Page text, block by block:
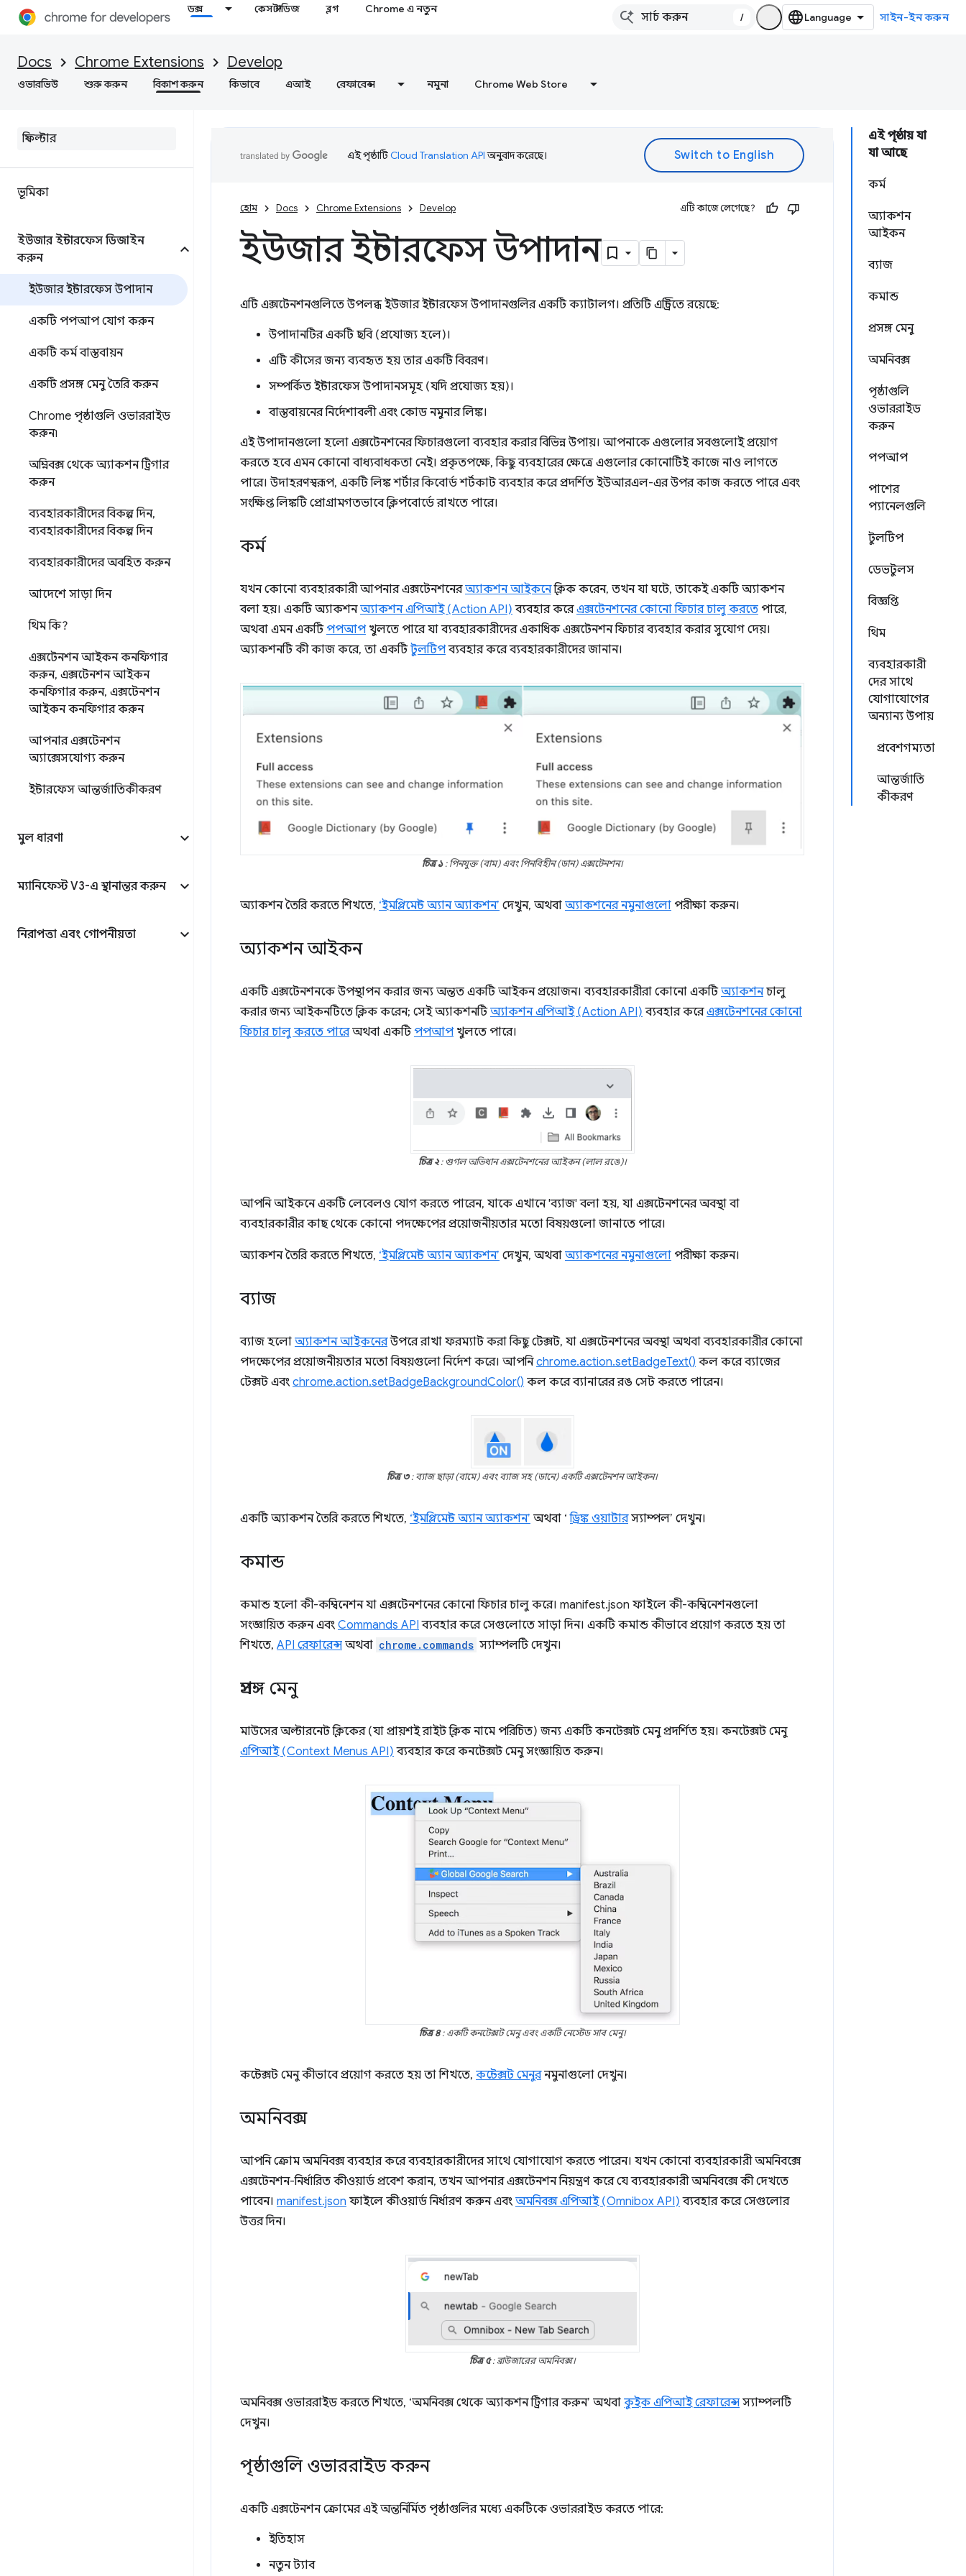
ডক্স কেস স্টাডিজ ব্লগ Chrome এ নতুন
/ সাইন-ইন করুন
Docs Chrome Extensions Develop
ওভারভিউ শুরু করুন বিকাশ করুন কিভাবে এআই রেফারেন্স নমুনা Chrome Web Store
ভূমিকা
ইউজার ইন্টারফেস ডিজাইন
করুন
ইউজার ইন্টারফেস উপাদান
একটি পপআপ যোগ করুন
একটি কর্ম বাস্তবায়ন
একটি প্রসঙ্গ মেনু তৈরি করুন
Chrome পৃষ্ঠাগুলি ওভাররাইড
করুন৷
অম্নিবক্স থেকে অ্যাকশন ট্রিগার
করুন
ব্যবহারকারীদের বিকল্প দিন,
ব্যবহারকারীদের বিকল্প দিন
ব্যবহারকারীদের অবহিত করুন
আদেশে সাড়া দিন
থিম কি?
এক্সটেনশন আইকন কনফিগার
করুন, এক্সটেনশন আইকন
কনফিগার করুন, এক্সটেনশন
আইকন কনফিগার করুন
আপনার এক্সটেনশন
অ্যাক্সেসযোগ্য করুন
ইন্টারফেস আন্তর্জাতিকীকরণ
মুল ধারণা
ম্যানিফেস্ট V3-এ স্থানান্তর করুন
নিরাপত্তা এবং গোপনীয়তা
এই পৃষ্ঠায় যা
যা আছে
কর্ম
অ্যাকশন
আইকন
ব্যাজ
কমান্ড
প্রসঙ্গ মেনু
অমনিবক্স
পৃষ্ঠাগুলি
ওভাররাইড
করুন
পপআপ
পাশের
প্যানেলগুলি
টুলটিপ
ডেভটুলস
বিজ্ঞপ্তি
থিম
ব্যবহারকারী
দের সাথে
যোগাযোগের
অন্যান্য উপায়
প্রবেশগম্যতা
আন্তর্জাতি
কীকরণ
এই পৃষ্ঠাটিCloud Translation APIঅনুবাদ করেছে।
হোম Docs Chrome Extensions Develop এটি কাজে লেগেছে?
ইউজার ইন্টারফেস উপাদান
এটি এক্সটেনশনগুলিতে উপলব্ধ ইউজার ইন্টারফেস উপাদানগুলির একটি ক্যাটালগ। প্রতিটি এন্ট্রিতে রয়েছে:
উপাদানটির একটি ছবি (প্রযোজ্য হলে)।
এটি কীসের জন্য ব্যবহৃত হয় তার একটি বিবরণ।
সম্পর্কিত ইন্টারফেস উপাদানসমূহ (যদি প্রযোজ্য হয়)।
বাস্তবায়নের নির্দেশাবলী এবং কোড নমুনার লিঙ্ক।
এই উপাদানগুলো হলো এক্সটেনশনের ফিচারগুলো ব্যবহার করার বিভিন্ন উপায়। আপনাকে এগুলোর সবগুলোই প্রয়োগ
করতে হবে এমন কোনো বাধ্যবাধকতা নেই। প্রকৃতপক্ষে, কিছু ব্যবহারের ক্ষেত্রে এগুলোর কোনোটিই কাজে নাও লাগতে
পারে। উদাহরণস্বরূপ, একটি লিঙ্ক শর্টার কিবোর্ড শর্টকাট ব্যবহার করে প্রদর্শিত ইউআরএল-এর উপর কাজ করতে পারে এবং
সংক্ষিপ্ত লিঙ্কটি প্রোগ্রামগতভাবে ক্লিপবোর্ডে রাখতে পারে।
কর্ম
যখন কোনো ব্যবহারকারী আপনার এক্সটেনশনেরঅ্যাকশন আইকনেক্লিক করেন, তখন যা ঘটে, তাকেই একটি অ্যাকশন
বলা হয়। একটি অ্যাকশনঅ্যাকশন এপিআই (Action API) ব্যবহার করেএক্সটেনশনের কোনো ফিচার চালু করতে পারে,
অথবা এমন একটিপপআপখুলতে পারে যা ব্যবহারকারীদের একাধিক এক্সটেনশন ফিচার ব্যবহার করার সুযোগ দেয়।
অ্যাকশনটি কী কাজ করে, তা একটিটুলটিপব্যবহার করে ব্যবহারকারীদের জানান।
চিত্র ১: পিনযুক্ত (বাম) এবং পিনবিহীন (ডান) এক্সটেনশন।
অ্যাকশন তৈরি করতে শিখতে, ‘ইমপ্লিমেন্ট অ্যান অ্যাকশন’ দেখুন, অথবা অ্যাকশনের নমুনাগুলো পরীক্ষা করুন।
অ্যাকশন আইকন
একটি এক্সটেনশনকে উপস্থাপন করার জন্য অন্তত একটি আইকন প্রয়োজন। ব্যবহারকারীরা কোনো একটিঅ্যাকশনচালু
করার জন্য আইকনটিতে ক্লিক করেন; সেই অ্যাকশনটিঅ্যাকশন এপিআই (Action API) ব্যবহার করেএক্সটেনশনের কোনো
ফিচার চালু করতে পারেঅথবা একটিপপআপখুলতে পারে।
চিত্র ২: গুগল অভিধান এক্সটেনশনের আইকন (লাল রঙে)।
আপনি আইকনে একটি লেবেলও যোগ করতে পারেন, যাকে এখানে 'ব্যাজ' বলা হয়, যা এক্সটেনশনের অবস্থা বা
ব্যবহারকারীর কাছ থেকে কোনো পদক্ষেপের প্রয়োজনীয়তার মতো বিষয়গুলো জানাতে পারে।
অ্যাকশন তৈরি করতে শিখতে, ‘ইমপ্লিমেন্ট অ্যান অ্যাকশন’ দেখুন, অথবা অ্যাকশনের নমুনাগুলো পরীক্ষা করুন।
ব্যাজ
ব্যাজ হলো অ্যাকশন আইকনেরউপরে রাখা ফরম্যাট করা কিছু টেক্সট, যা এক্সটেনশনের অবস্থা অথবা ব্যবহারকারীর কোনো
পদক্ষেপের প্রয়োজনীয়তার মতো বিষয়গুলো নির্দেশ করে। আপনিchrome.action.setBadgeText() কল করে ব্যাজের
টেক্সট এবং chrome.action.setBadgeBackgroundColor() কল করে ব্যানারের রঙ সেট করতে পারেন।
চিত্র ৩: ব্যাজ ছাড়া (বামে) এবং ব্যাজ সহ (ডানে) একটি এক্সটেনশন আইকন।
একটি অ্যাকশন তৈরি করতে শিখতে, ‘ইমপ্লিমেন্ট অ্যান অ্যাকশন’ অথবা ‘ড্রিঙ্ক ওয়াটারস্যাম্পল’ দেখুন।
কমান্ড
কমান্ড হলো কী-কম্বিনেশন যা এক্সটেনশনের কোনো ফিচার চালু করে। manifest.json ফাইলে কী-কম্বিনেশনগুলো
সংজ্ঞায়িত করুন এবং Commands API ব্যবহার করে সেগুলোতে সাড়া দিন। একটি কমান্ড কীভাবে প্রয়োগ করতে হয় তা
শিখতে, API রেফারেন্স অথবা chrome.commands স্যাম্পলটি দেখুন।
প্রসঙ্গ মেনু
মাউসের অল্টারনেট ক্লিকের (যা প্রায়শই রাইট ক্লিক নামে পরিচিত) জন্য একটি কনটেক্সট মেনু প্রদর্শিত হয়। কনটেক্সট মেনু
এপিআই (Context Menus API) ব্যবহার করে কনটেক্সট মেনু সংজ্ঞায়িত করুন।
চিত্র ৪: একটি কনটেক্সট মেনু এবং একটি নেস্টেড সাব মেনু।
কন্টেক্সট মেনু কীভাবে প্রয়োগ করতে হয় তা শিখতে, কন্টেক্সট মেনুরনমুনাগুলো দেখুন।
অমনিবক্স
আপনি ক্রোম অমনিবক্স ব্যবহার করে ব্যবহারকারীদের সাথে যোগাযোগ করতে পারেন। যখন কোনো ব্যবহারকারী অমনিবক্সে
এক্সটেনশন-নির্ধারিত কীওয়ার্ড প্রবেশ করান, তখন আপনার এক্সটেনশন নিয়ন্ত্রণ করে যে ব্যবহারকারী অমনিবক্সে কী দেখতে
পাবেন। manifest.json ফাইলে কীওয়ার্ড নির্ধারণ করুন এবং অমনিবক্স এপিআই (Omnibox API) ব্যবহার করে সেগুলোর
উত্তর দিন।
চিত্র ৫: ব্রাউজারের অমনিবক্স।
অমনিবক্স ওভাররাইড করতে শিখতে, ‘অমনিবক্স থেকে অ্যাকশন ট্রিগার করুন’ অথবা কুইক এপিআই রেফারেন্স স্যাম্পলটি
দেখুন।
পৃষ্ঠাগুলি ওভাররাইড করুন
একটি এক্সটেনশন ক্রোমের এই অন্তর্নির্মিত পৃষ্ঠাগুলির মধ্যে একটিকে ওভাররাইড করতে পারে:
ইতিহাস
নতুন ট্যাব